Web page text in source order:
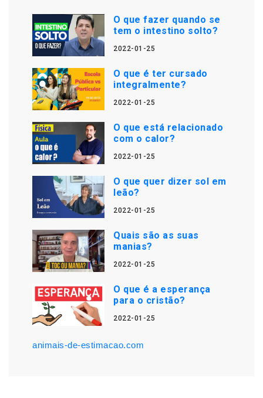
O que fazer quando se
tem o intestino solto?
2022-01-25
O que é ter cursado
integralmente?
2022-01-25
O que está relacionado
com o calor?
2022-01-25
O que quer dizer sol em
leão?
2022-01-25
Quais são as suas
manias?
2022-01-25
O que é a esperança
para o cristão?
2022-01-25
animais-de-estimacao.com